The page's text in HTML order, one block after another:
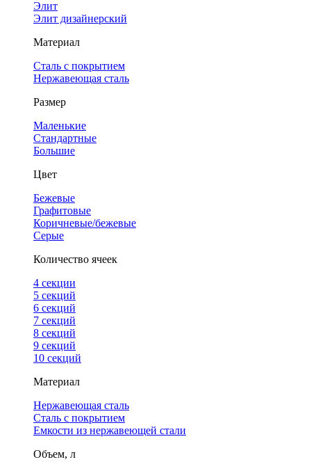
Элит
Элит дизайнерский
Материал
Сталь с покрытием
Нержавеющая сталь
Размер
Маленькие
Стандартные
Большие
Цвет
Бежевые
Графитовые
Коричневые/бежевые
Серые
Количество ячеек
4 cекции
5 секций
6 секций
7 секций
8 секций
9 секций
10 секций
Материал
Нержавеющая сталь
Сталь с покрытием
Емкости из нержавеющей стали
Объем, л